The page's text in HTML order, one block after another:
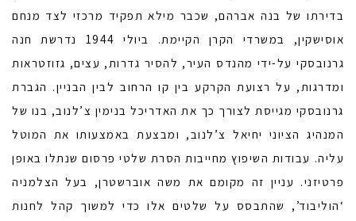
בדירתו של בנה אברהם, שכבר מילא תפקיד מרכזי לצד מנחם
אוסישקין, במשרדי הקרן הקיימת. ביולי 1944 נדרשת חנה
גרנובסקי על-ידי מהנדס העיר, להסיר גדרות, עצים, גזוזטראות
ומדרגות, על רצועת הקרקע בין קו הרחוב לבין הבניין. הגברת
גרנובסקי מגייסת לצורך כך את האדריכל בנימין צ’לנוב, בנו של
המנהיג הציוני יחיאל צ’לנוב, ומבצעת באמצעותו את המוטל
עליה. עבודות השיפוץ מחייבות הסרת שלטי פרסום שנתלו באופן
פרטיזני. עניין זה מקומם את משה אוברשטרן, בעל הצלמניה
‘הוליבוד’, שהתבסס על שלטים אלו כדי למשוך קהל לחנות